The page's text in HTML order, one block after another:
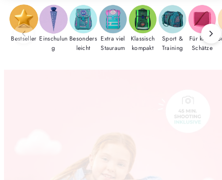
(
0
)
(
0
)
Bestseller Einschulun
g
Besonders
leicht
Extra viel
Stauraum
Klassisch
kompakt
Sport &
Training
Für kleine
Schätze